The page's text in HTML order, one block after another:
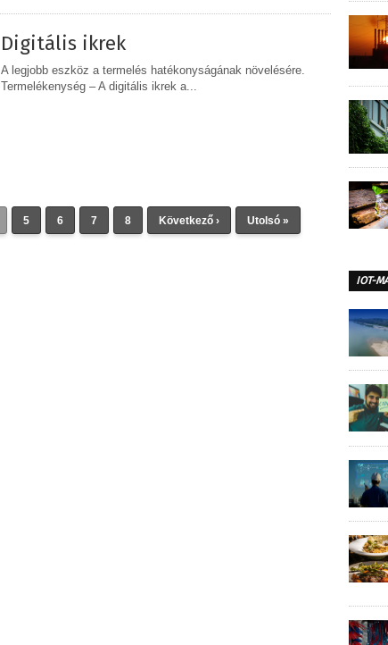
Digitális ikrek
A legjobb eszköz a termelés hatékonyságának növelésére.
Termelékenység – A digitális ikrek a...
5 6 7 8 Következő › Utolsó »
IOT-